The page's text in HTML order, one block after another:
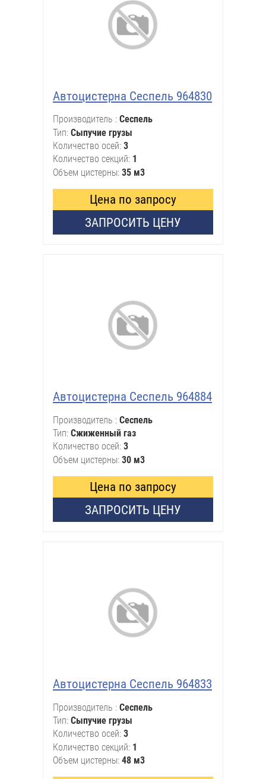
Автоцистерна Сеспель 964830
Производитель
Сеспель
Тип Сыпучие грузы
Количество осей 3
Количество секций 1
Объем цистерны 35 м3
Цена по запросу
ЗАПРОСИТЬ ЦЕНУ
Автоцистерна Сеспель 964884
Производитель
Сеспель
Тип Сжиженный газ
Количество осей 3
Объем цистерны 30 м3
Цена по запросу
ЗАПРОСИТЬ ЦЕНУ
Автоцистерна Сеспель 964833
Производитель
Сеспель
Тип Сыпучие грузы
Количество осей 3
Количество секций 1
Объем цистерны 48 м3